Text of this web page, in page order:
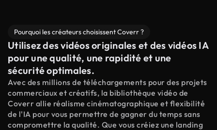
Pourquoi les créateurs choisissent Coverr ?
Utilisez des vidéos originales et des vidéos IA
pour une qualité, une rapidité et une
sécurité optimales.
Avec des millions de téléchargements pour des projets
commerciaux et créatifs, la bibliothèque vidéo de
Coverr allie réalisme cinématographique et flexibilité
de l'IA pour vous permettre de gagner du temps sans
compromettre la qualité. Que vous créiez une landing